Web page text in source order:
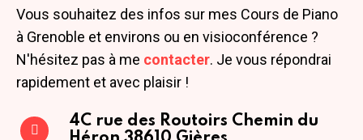
Vous souhaitez des infos sur mes Cours de Piano
à Grenoble et environs ou en visioconférence ?
N'hésitez pas à me contacter. Je vous répondrai
rapidement et avec plaisir !
4C rue des Routoirs Chemin du